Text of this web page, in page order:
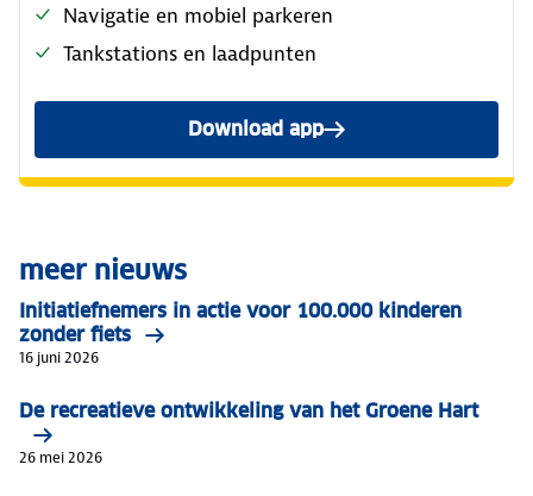
Navigatie en mobiel parkeren
Tankstations en laadpunten
Download app
meer nieuws
Initiatiefnemers in actie voor 100.000 kinderen
zonder fiets
16 juni 2026
De recreatieve ontwikkeling van het Groene Hart
26 mei 2026